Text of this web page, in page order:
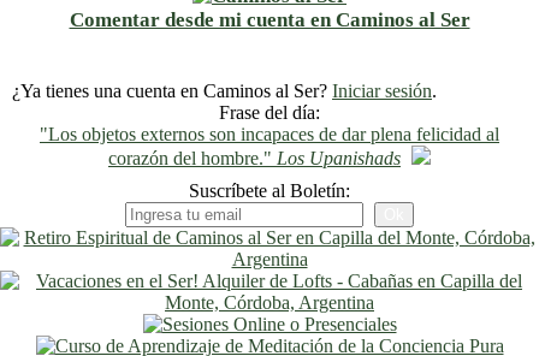
Comentar desde mi cuenta en Caminos al Ser
¿Ya tienes una cuenta en Caminos al Ser? Iniciar sesión.
Frase del día:
"Los objetos externos son incapaces de dar plena felicidad al
corazón del hombre." Los Upanishads
Suscríbete al Boletín: